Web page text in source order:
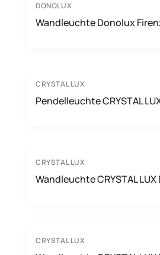
DONOLUX
Wandleuchte Donolux
CRYSTAL LUX
Pendelleuchte CRYSTAL
CRYSTAL LUX
Wandleuchte CRYSTAL LUX
CRYSTAL LUX